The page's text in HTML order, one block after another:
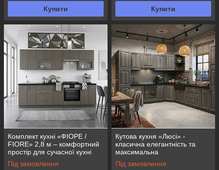
Купити Купити
Комплект кухні «ФІОРЕ /
FIORE» 2,8 м – комфортний
простір для сучасної кухні
Під замовлення
Кутова кухня «Люсі» -
класична елегантність та
максимальна
функціональність
Під замовлення